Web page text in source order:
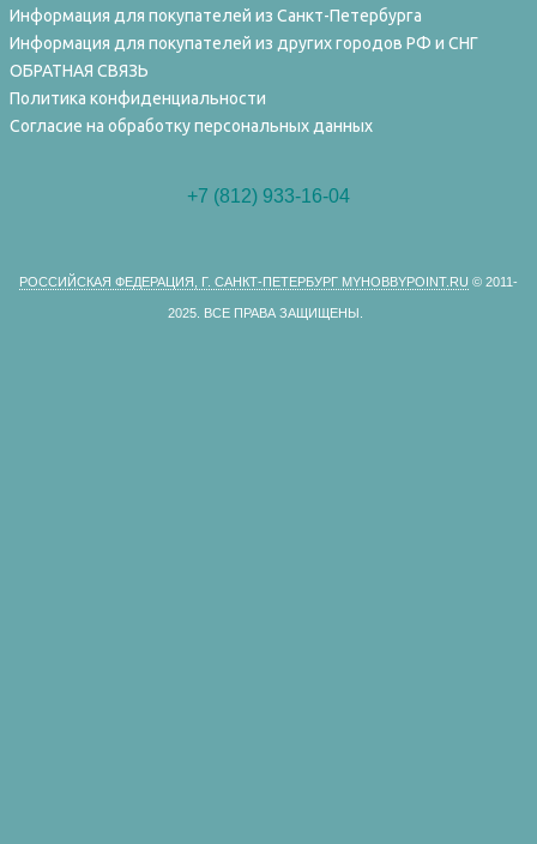
Информация для покупателей из Санкт-Петербурга
Информация для покупателей из других городов РФ и СНГ
ОБРАТНАЯ СВЯЗЬ
Политика конфиденциальности
Согласие на обработку персональных данных
+7 (812) 933-16-04
РОССИЙСКАЯ ФЕДЕРАЦИЯ, Г. САНКТ-ПЕТЕРБУРГ MYHOBBYPOINT.RU © 2011-
2025. ВСЕ ПРАВА ЗАЩИЩЕНЫ.